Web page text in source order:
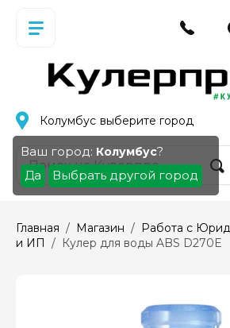
Колумбус выберите город
Ваш город: Колумбус?
Да
Выбрать другой город
Главная / Магазин / Работа с
и ИП /  Кулер для воды ABS D270E